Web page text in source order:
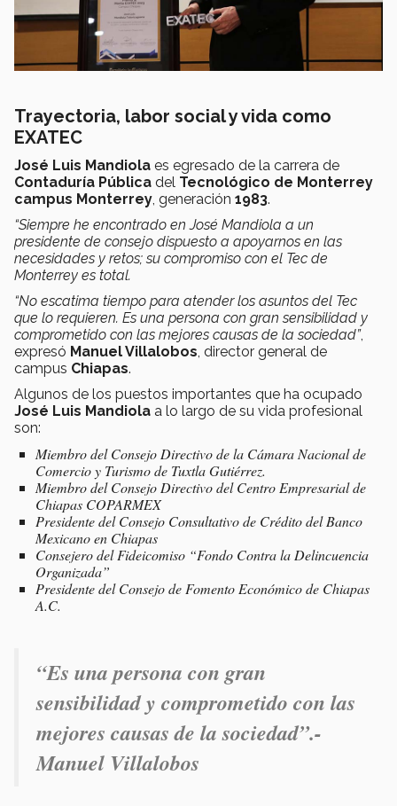
Trayectoria, labor social y vida como
EXATEC
José Luis Mandiola es egresado de la carrera de
Contaduría Pública del Tecnológico de Monterrey
campus Monterrey, generación 1983.
“Siempre he encontrado en José Mandiola a un
presidente de consejo dispuesto a apoyarnos en las
necesidades y retos; su compromiso con el Tec de
Monterrey es total.
“No escatima tiempo para atender los asuntos del Tec
que lo requieren. Es una persona con gran sensibilidad y
comprometido con las mejores causas de la sociedad”,
expresó Manuel Villalobos, director general de
campus Chiapas.
Algunos de los puestos importantes que ha ocupado
José Luis Mandiola a lo largo de su vida profesional
son:
Miembro del Consejo Directivo de la Cámara Nacional de
Comercio y Turismo de Tuxtla Gutiérrez.
Miembro del Consejo Directivo del Centro Empresarial de
Chiapas COPARMEX
Presidente del Consejo Consultativo de Crédito del Banco
Mexicano en Chiapas
Consejero del Fideicomiso “Fondo Contra la Delincuencia
Organizada”
Presidente del Consejo de Fomento Económico de Chiapas
A.C.
“Es una persona con gran
sensibilidad y comprometido con las
mejores causas de la sociedad”.-
Manuel Villalobos